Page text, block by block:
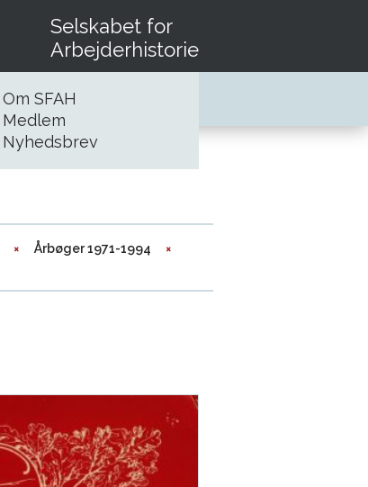
Selskabet for
Arbejderhistorie
Om SFAH
Medlem
Nyhedsbrev
Årbøger 1971-1994